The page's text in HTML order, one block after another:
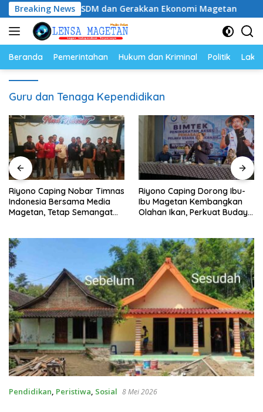
Langsung
ke
konten
Breaking News
SDM dan Gerakkan Ekonomi Magetan
Beranda Pemerintahan Hukum dan Kriminal Politik
Guru dan Tenaga Kependidikan
Riyono Caping Nobar Timnas
Indonesia Bersama Media
Magetan, Tetap Semangat
Riyono Caping Dorong Ibu-
Ibu Magetan Kembangkan
Olahan Ikan, Perkuat Budaya
Pendidikan, Peristiwa, Sosial 8 Mei 2026